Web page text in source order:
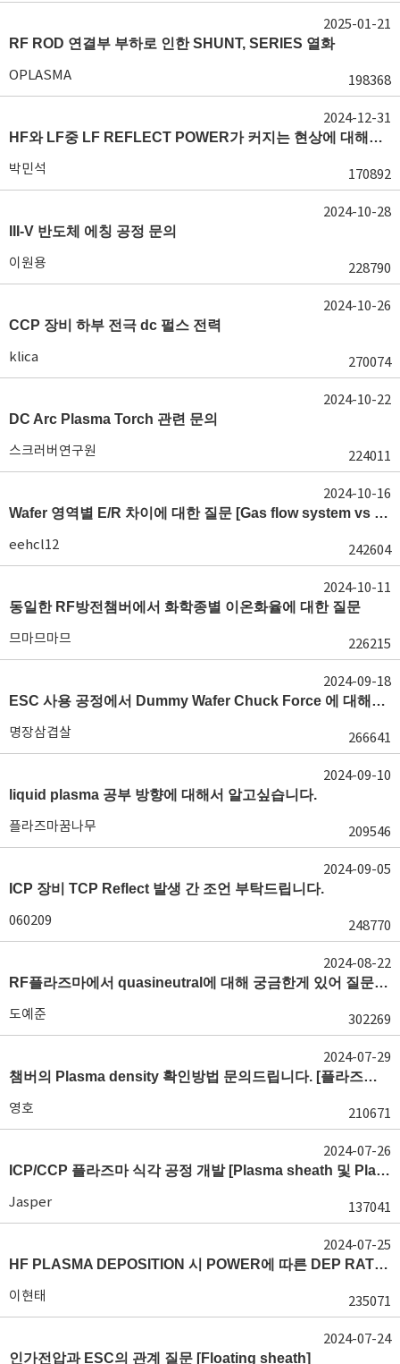
RF ROD 연결부 부하로 인한 SHUNT, SERIES 열화
OPLASMA 198368
2025-01-21
HF와 LF중 LF REFLECT POWER가 커지는 현상에 대해서 도움이 필요합니다.
박민석 170892
2024-12-31
III-V 반도체 에칭 공정 문의
이원용 228790
2024-10-28
CCP 장비 하부 전극 dc 펄스 전력
klica 270074
2024-10-26
DC Arc Plasma Torch 관련 문의
스크러버연구원 224011
2024-10-22
Wafer 영역별 E/R 차이에 대한 질문 [Gas flow system vs E/R]
eehcl12 242604
2024-10-16
동일한 RF방전챔버에서 화학종별 이온화율에 대한 질문
므마므마므 226215
2024-10-11
ESC 사용 공정에서 Dummy Wafer Chuck Force 에 대해서 궁급합니다
명장삼겹살 266641
2024-09-18
liquid plasma 공부 방향에 대해서 알고싶습니다.
플라즈마꿈나무 209546
2024-09-10
ICP 장비 TCP Reflect 발생 간 조언 부탁드립니다.
060209 248770
2024-09-05
RF플라즈마에서 quasineutral에 대해 궁금한게 있어 질문글 올립니다.[quasineutral]
도예준 302269
2024-08-22
챔버의 Plasma density 확인방법 문의드립니다. [플라즈마 모니터링, OES, LP]
영호 210671
2024-07-29
ICP/CCP 플라즈마 식각 공정 개발 [Plasma sheath 및 Plasma generation]
Jasper 137041
2024-07-26
HF PLASMA DEPOSITION 시 POWER에 따른 DEP RATE 변화 [장비 플라즈마, Rate constant]
이현태 235071
2024-07-25
인가전압과 ESC의 관계 질문 [Floating sheath]
2024-07-24